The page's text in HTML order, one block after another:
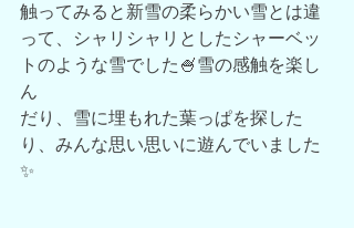
触ってみると新雪の柔らかい雪とは違
って、シャリシャリとしたシャーベッ
トのような雪でした🍧雪の感触を楽し
ん
だり、雪に埋もれた葉っぱを探した
り、みんな思い思いに遊んでいました
✨